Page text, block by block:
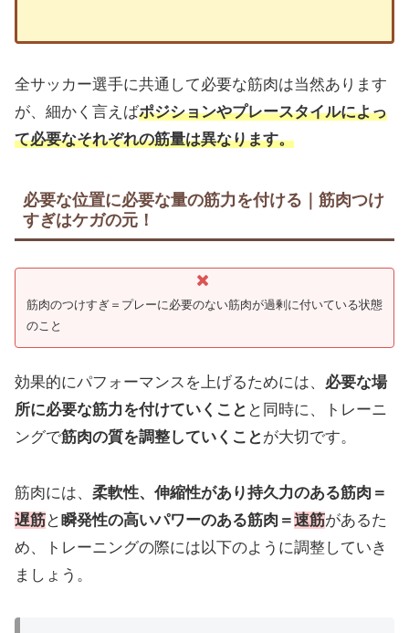
全サッカー選手に共通して必要な筋肉は当然あります
が、細かく言えばポジションやプレースタイルによっ
て必要なそれぞれの筋量は異なります。
必要な位置に必要な量の筋力を付ける｜筋肉つけ
すぎはケガの元！
筋肉のつけすぎ＝プレーに必要のない筋肉が過剰に付いている状態
のこと
効果的にパフォーマンスを上げるためには、 必要な場
所に必要な筋力を付けていくこと と同時に、トレーニ
ングで筋肉の質を調整していくこと が大切です。
筋肉には、 柔軟性、伸縮性があり持久力のある筋肉＝
遅筋と瞬発性の高いパワーのある筋肉＝速筋があるた
め、トレーニングの際には以下のように調整していき
ましょう。